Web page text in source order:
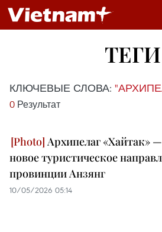
ТЕГИ
КЛЮЧЕВЫЕ СЛОВА:
0 Результат
Архипелаг «Хайтак» —
новое туристическое
провинции Анзянг
10/05/2026 05:14